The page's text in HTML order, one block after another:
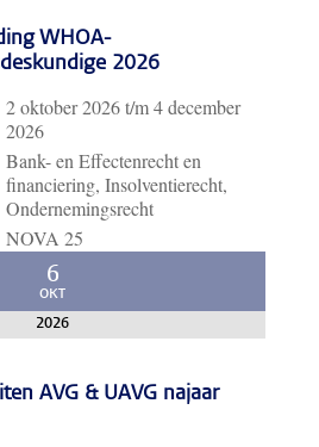
WHOA-
2026
2 oktober 2026t/m4 december
2026
Bank- en Effectenrecht en
financiering, Insolventierecht,
Ondernemingsrecht
NOVA 25
6
OKT
2026
AVG & UAVG najaar